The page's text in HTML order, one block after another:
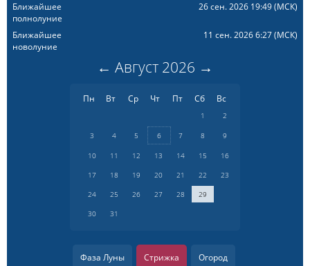
Ближайшее
полнолуние
26 сен. 2026 19:49(МСК)
Ближайшее
новолуние
11 сен. 2026 6:27(МСК)
← Август 2026 →
Пн Вт Ср Чт Пт Сб Вс
1 2
3 4 5 6 7 8 9
10 11 12 13 14 15
16
17
18 19 20 21 22
23
24
25 26 27 28
29
30
31
Фаза Луны Стрижка Огород